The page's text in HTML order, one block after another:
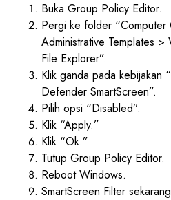
Buka Group Policy Editor.
Pergi ke folder “Computer
Administrative Templates
File Explorer”.
Klik ganda pada kebijakan
Defender SmartScreen”.
Pilih opsi “Disabled”.
Klik “Apply.”
Klik “Ok.”
Tutup Group Policy Editor.
Reboot Windows.
SmartScreen Filter